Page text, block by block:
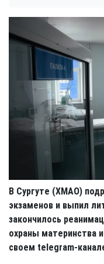
В Сургуте (ХМАО)
экзаменов и выпил
закончилось
охраны материнства
своем telegram-